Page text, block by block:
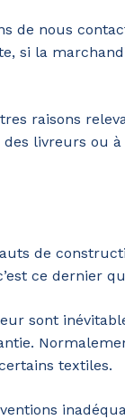
de nous
la
raisons
livreurs ou
de
ce dernier
sont
textiles.